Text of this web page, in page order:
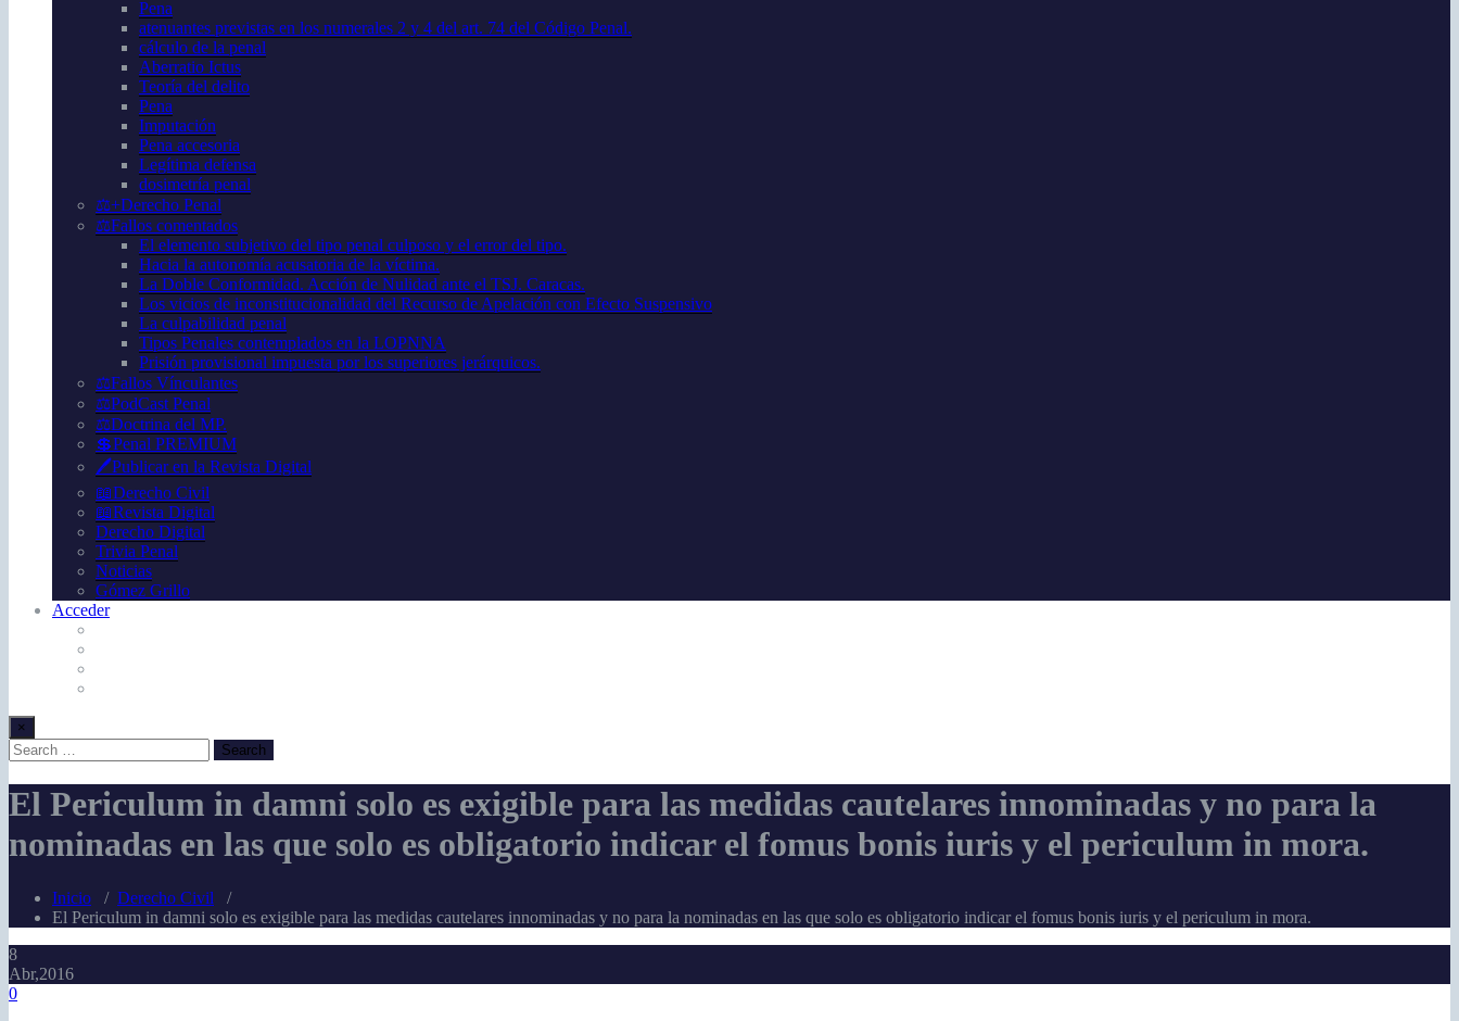
Pena
atenuantes previstas en los numerales 2 y 4 del art. 74 del Código Penal.
cálculo de la penal
Aberratio Ictus
Teoría del delito
Pena
Imputación
Pena accesoria
Legítima defensa
dosimetría penal
⚖️+Derecho Penal
⚖️Fallos comentados
El elemento subjetivo del tipo penal culposo y el error del tipo.
Hacia la autonomía acusatoria de la víctima.
La Doble Conformidad. Acción de Nulidad ante el TSJ. Caracas.
Los vicios de inconstitucionalidad del Recurso de Apelación con Efecto Suspensivo
La culpabilidad penal
Tipos Penales contemplados en la LOPNNA
Prisión provisional impuesta por los superiores jerárquicos.
⚖️Fallos Vínculantes
⚖️PodCast Penal
⚖️Doctrina del MP.
💲Penal PREMIUM
🖊️Publicar en la Revista Digital
📖Derecho Civil
📖Revista Digital
Derecho Digital
Trivia Penal
Noticias
Gómez Grillo
Acceder
×
El Periculum in damni solo es exigible para las medidas cautelares innominadas y no para la
nominadas en las que solo es obligatorio indicar el fomus bonis iuris y el periculum in mora.
Inicio / Derecho Civil /
El Periculum in damni solo es exigible para las medidas cautelares innominadas y no para la nominadas en las que solo es obligatorio indicar el fomus bonis iuris y el periculum in mora.
8
Abr,2016
0